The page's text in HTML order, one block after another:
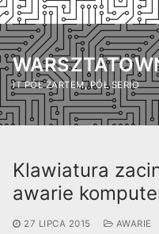
Przejdź
do
treści
IT PÓŁ ŻARTEM, PÓŁ SERIO
Klawiatura
awarie
27 LIPCA 2015 AWARIE